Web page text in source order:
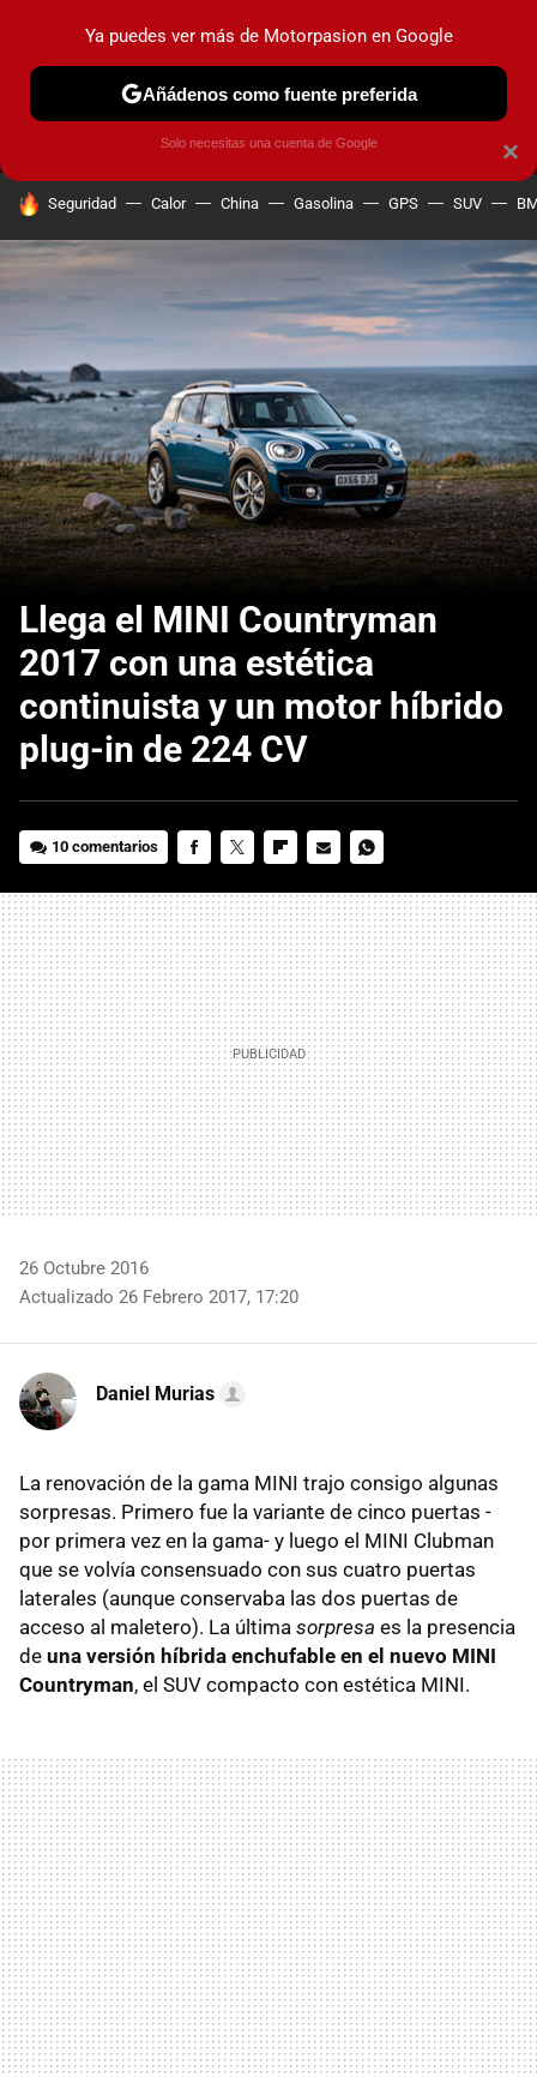
MENÚ NUEVO
COCHES ELÉCTRICOS OBSERVATORIO
HOY SE HABLA DE
Seguridad Calor China Gasolina GPS SUV
Llega el MINI Countryman
2017 con una estética
continuista y un motor híbrido
plug-in de 224 CV
10 comentarios
MAIL
26 Octubre 2016
Actualizado 26 Febrero 2017, 17:20
Daniel Murias
La renovación de la gama MINI trajo consigo algunas
sorpresas. Primero fue la variante de cinco puertas -
por primera vez en la gama- y luego el MINI Clubman
que se volvía consensuado con sus cuatro puertas
laterales (aunque conservaba las dos puertas de
acceso al maletero). La última sorpresa es la presencia
de una versión híbrida enchufable en el nuevo MINI
Countryman, el SUV compacto con estética MINI.
×
Ya puedes ver más de Motorpasion en Google
Añádenos como fuente preferida
Solo necesitas una cuenta de Google